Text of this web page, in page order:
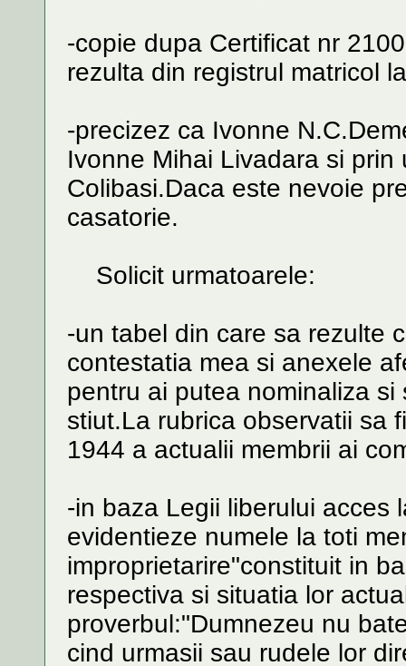
-copie dupa Certificat nr
rezulta din registrul matricol
-precizez ca Ivonne
Ivonne Mihai Livadara si
Colibasi.Daca este nevoie
casatorie.
Solicit urmatoarele:
-un tabel din care sa rezulte
contestatia mea si anexele
pentru ai putea nominaliza
stiut.La rubrica observatii sa
1944 a actualii membrii ai
-in baza Legii liberului acces
evidentieze numele la toti
improprietarire"constituit in
respectiva si situatia lor
proverbul:"Dumnezeu nu
cind urmasii sau rudele lor